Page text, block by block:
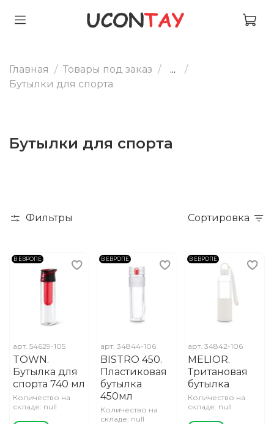
Главная Товары под заказ
...
Бутылки для спорта
Бутылки для спорта
Фильтры Сортировка
В ЕВРОПЕ
арт. 54629-105
TOWN.
Бутылка для
спорта 740 мл
Количество на
складе: null
В ЕВРОПЕ
арт.34844-106
BISTRO 450.
Пластиковая
бутылка
450мл
Количество на
складе: null
В ЕВРОПЕ
арт.34842-106
MELIOR.
Тритановая
бутылка
Количество на
складе: null